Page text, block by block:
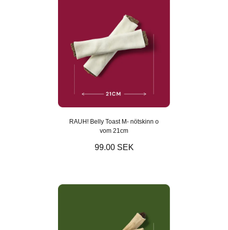
RAUH! Belly Toast M- nötskinn o
vom 21cm
99.00 SEK